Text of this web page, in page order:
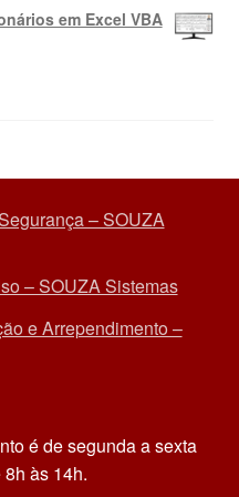
em Excel VBA
– SOUZA
– SOUZA Sistemas
e Arrependimento –
é de segunda a sexta
às 14h.